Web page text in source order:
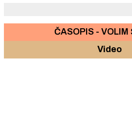
ČASOPIS - VOLIM
Video